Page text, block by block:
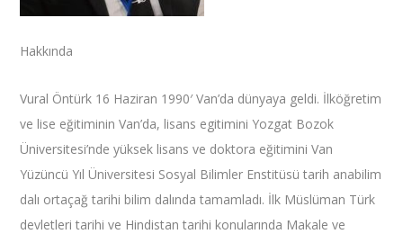
Hakkında
Vural Öntürk 16 Haziran 1990′ Van’da dünyaya geldi. İlköğretim
ve lise eğitiminin Van’da, lisans egitimini Yozgat Bozok
Üniversitesi’nde yüksek lisans ve doktora eğitimini Van
Yüzüncü Yıl Üniversitesi Sosyal Bilimler Enstitüsü tarih anabilim
dalı ortaçağ tarihi bilim dalında tamamladı. İlk Müslüman Türk
devletleri tarihi ve Hindistan tarihi konularında Makale ve